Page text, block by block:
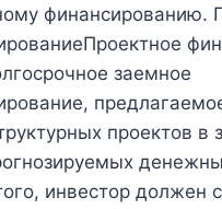
финансированию.
заемное
проектов в
инвестор должен